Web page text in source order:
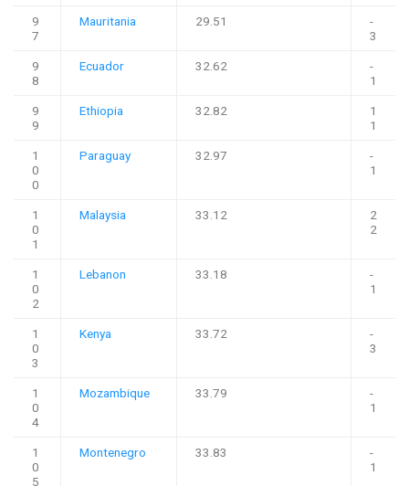
9
7
Mauritania 29.51
-
3
9
8
Ecuador 32.62
-
1
9
9
Ethiopia 32.82
1
1
1
0
0
Paraguay 32.97
-
1
1
0
1
Malaysia 33.12
2
2
1
0
2
Lebanon 33.18
-
1
1
0
3
Kenya 33.72
-
3
1
0
4
Mozambique 33.79
-
1
1
0
5
Montenegro 33.83
-
1